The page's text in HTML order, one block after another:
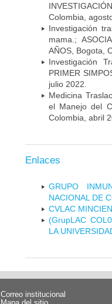
Colombia,
Investigación
mama.;
AÑOS, Bogota,
Investigación
PRIMER
julio 2022.
Medicina
el Manejo del
Colombia, abril
Enlaces
GRUPO
NACIONAL DE
CVLAC
(GrupLAC
LA
Correo institucional